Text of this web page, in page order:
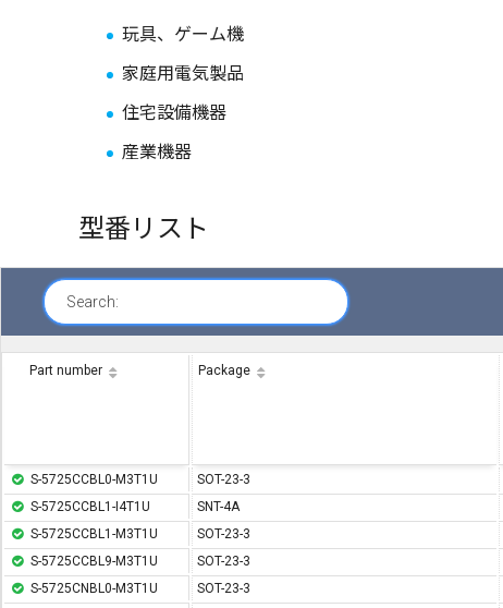
玩具、ゲーム機
家庭用電気製品
住宅設備機器
産業機器
型番リスト
Search:
Part number Package
S-5725CCBL0-M3T1U SOT-23-3
S-5725CCBL1-I4T1U
SNT-4A
S-5725CCBL1-M3T1U
SOT-23-3
S-5725CCBL9-M3T1U
SOT-23-3
S-5725CNBL0-M3T1U
SOT-23-3